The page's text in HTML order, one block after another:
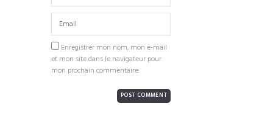
Enregistrer mon nom, mon e-mail
et mon site dans le navigateur pour
mon prochain commentaire.